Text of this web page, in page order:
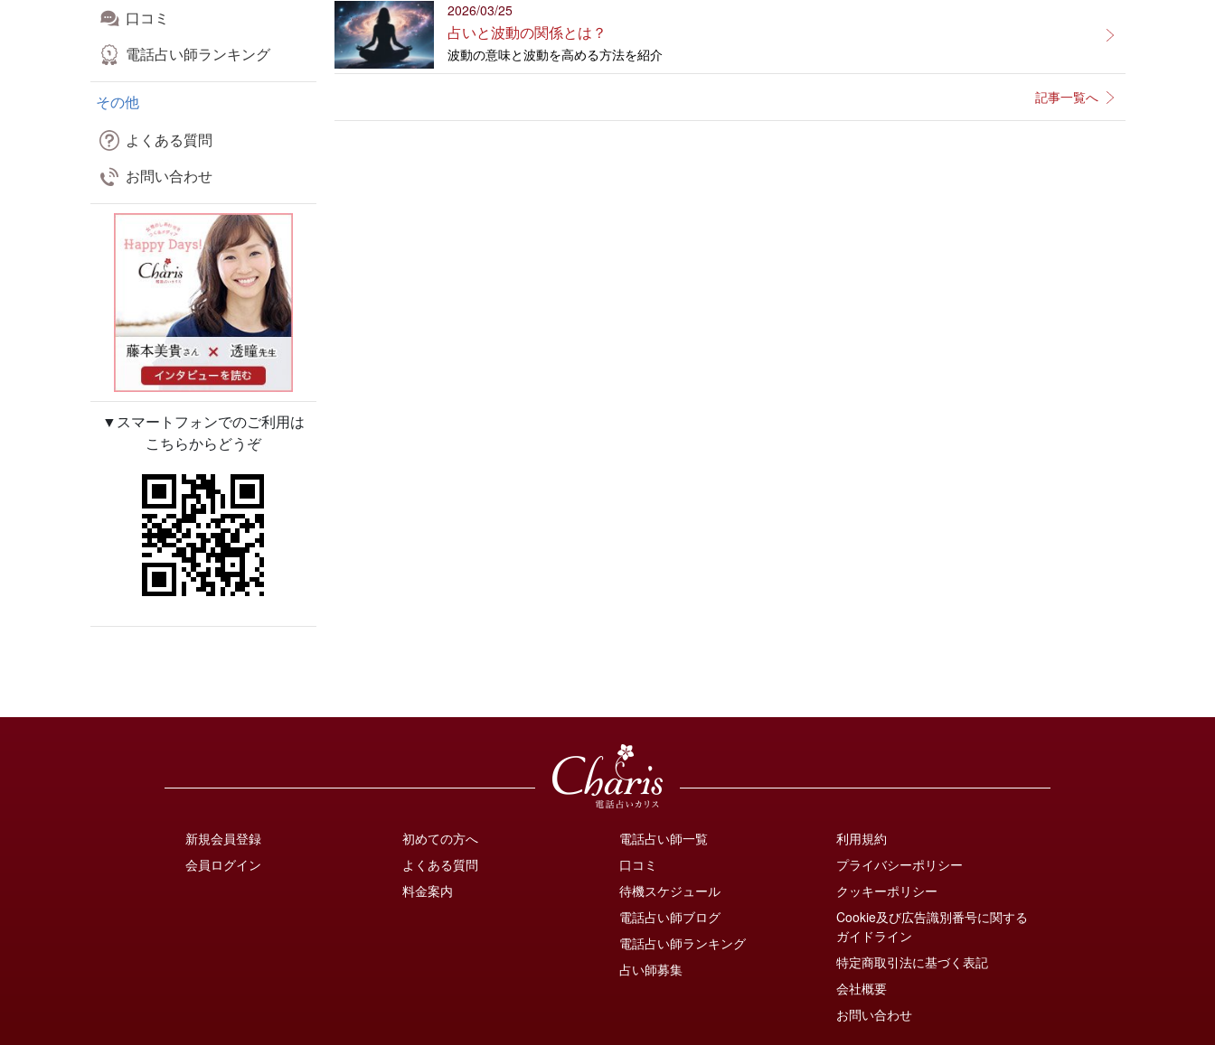
口コミ
電話占い師ランキング
その他
よくある質問
お問い合わせ
▼スマートフォンでのご利用は
こちらからどうぞ
2026/03/25
占いと波動の関係とは？
波動の意味と波動を高める方法を紹介
記事一覧へ
新規会員登録
会員ログイン
初めての方へ
よくある質問
料金案内
電話占い師一覧
口コミ
待機スケジュール
電話占い師ブログ
電話占い師ランキング
占い師募集
利用規約
プライバシーポリシー
クッキーポリシー
Cookie及び広告識別番号に関する
ガイドライン
特定商取引法に基づく表記
会社概要
お問い合わせ